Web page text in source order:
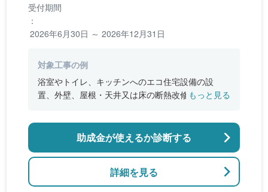
受付期間
：
2026年6月30日 ～ 2026年12月31日
対象工事の例
浴室やトイレ、キッチンへのエコ住宅設備の設
置、外壁、屋根・天井又は床の断熱改修、窓やド
のバリアフリー改修
もっと見る
詳細を見る
助成金が使えるか診断する